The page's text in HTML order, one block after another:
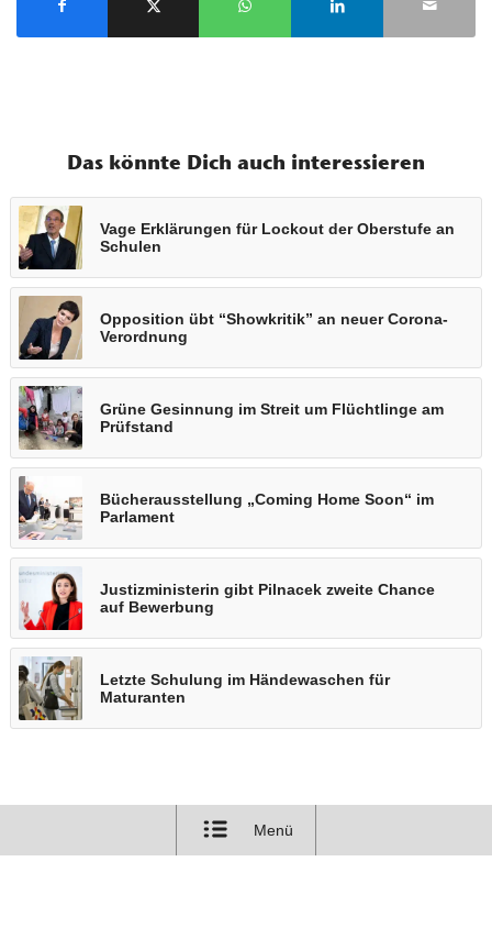
Das könnte Dich auch interessieren
Vage Erklärungen für Lockout der Oberstufe an
Schulen
Opposition übt “Showkritik” an neuer Corona-
Verordnung
Grüne Gesinnung im Streit um Flüchtlinge am
Prüfstand
Bücherausstellung „Coming Home Soon“ im
Parlament
Justizministerin gibt Pilnacek zweite Chance
auf Bewerbung
Letzte Schulung im Händewaschen für
Maturanten
Menü